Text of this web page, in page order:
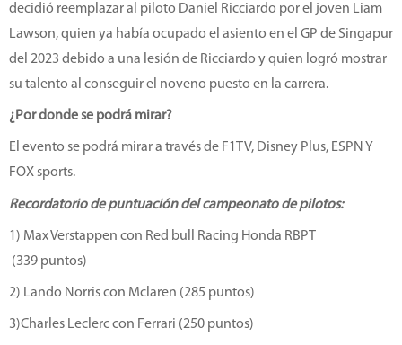
decidió reemplazar al piloto Daniel Ricciardo por el joven Liam
Lawson, quien ya había ocupado el asiento en el GP de Singapur
del 2023 debido a una lesión de Ricciardo y quien logró mostrar
su talento al conseguir el noveno puesto en la carrera.
¿Por donde se podrá mirar?
El evento se podrá mirar a través de F1TV, Disney Plus, ESPN Y
FOX sports.
Recordatorio de puntuación del campeonato de pilotos:
1) Max Verstappen con Red bull Racing Honda RBPT
(339 puntos)
2) Lando Norris con Mclaren (285 puntos)
3)Charles Leclerc con Ferrari (250 puntos)